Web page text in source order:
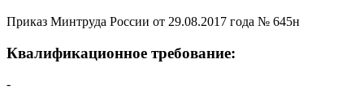
Приказ Минтруда России от 29.08.2017 года № 645н
Квалификационное требование:
-